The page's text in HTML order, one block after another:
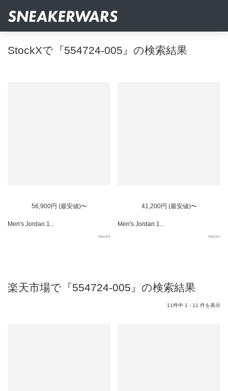
StockXで『554724-005』の検索結果
56,900円 (最安値)〜
Men's Jordan 1...
StockX
41,200円 (最安値)〜
Men's Jordan 1...
StockX
楽天市場で『554724-005』の検索結果
11件中 1 - 11 件を表示